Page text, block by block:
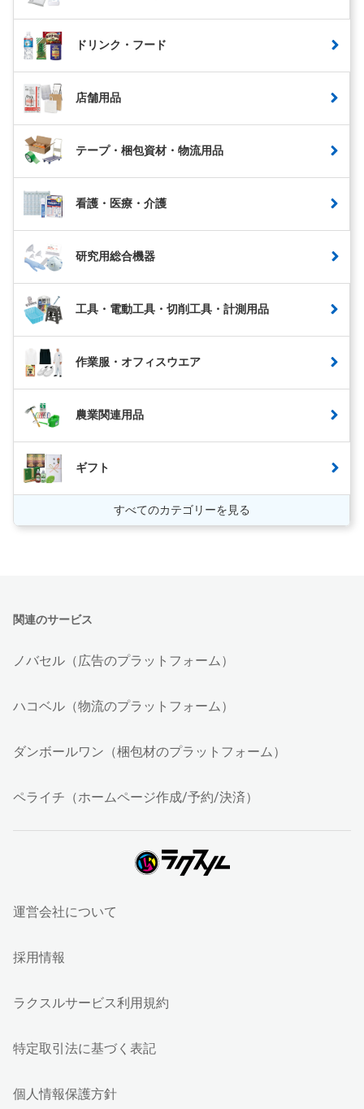
ドリンク・フード
店舗用品
テープ・梱包資材・物流用品
看護・医療・介護
研究用総合機器
工具・電動工具・切削工具・計測用品
作業服・オフィスウエア
農業関連用品
ギフト
すべてのカテゴリーを見る
関連のサービス
ノバセル（広告のプラットフォーム）
ハコベル（物流のプラットフォーム）
ダンボールワン（梱包材のプラットフォーム）
ペライチ（ホームページ作成/予約/決済）
運営会社について
採用情報
ラクスルサービス利用規約
特定取引法に基づく表記
個人情報保護方針